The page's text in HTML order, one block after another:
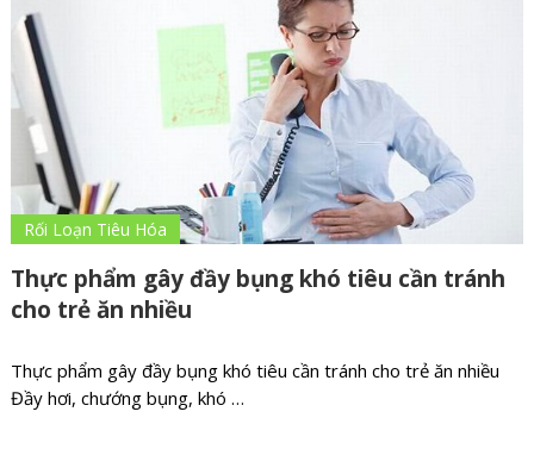
Thực phẩm gây đầy bụng khó tiêu cần tránh
cho trẻ ăn nhiều
Rối Loạn Tiêu Hóa
Thực phẩm gây đầy bụng khó tiêu cần tránh cho trẻ ăn nhiều
Đầy hơi, chướng bụng, khó …